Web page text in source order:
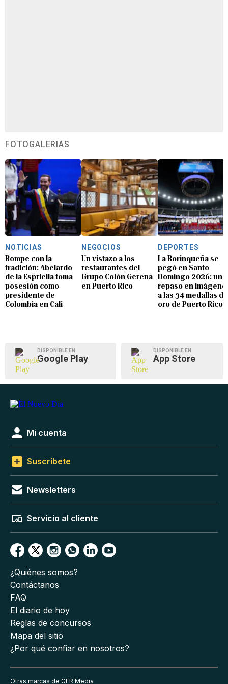
FOTOGALERÍAS
NOTICIAS
Rompe con la
tradición: Abelardo
de la Espriella toma
posesión como
presidente de
Colombia en Cali
NEGOCIOS
Un vistazo a los
restaurantes del
Grupo Colón Gerena
en Puerto Rico
DEPORTES
La Borinqueña se
pegó en Santo
Domingo 2026: un
repaso en
a las 34 medallas de
oro de Puerto Rico
DISPONIBLE EN
Google Play
DISPONIBLE EN
App Store
Mi cuenta
Suscríbete
Newsletters
Servicio al cliente
¿Quiénes somos?
Contáctanos
FAQ
El diario de hoy
Reglas de concursos
Mapa del sitio
¿Por qué confiar en nosotros?
Otras marcas de GFR Media